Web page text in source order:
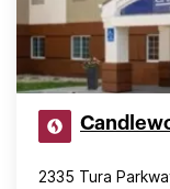
2335 Tura